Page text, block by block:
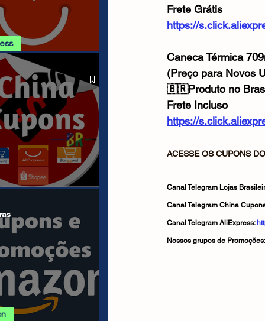
Frete Grátis
https://
Caneca Térmica
(Preço para Novos
🇧🇷Produto no
Frete Incluso
https://
ACESSE OS CUPONS
Canal Telegram Lojas
Canal Telegram China
Canal Telegram AliExpress:
Nossos grupos de Promoções: